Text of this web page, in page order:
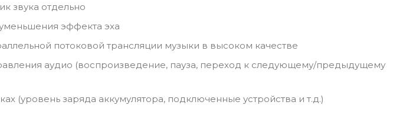
звука отдельно
эффекта эха
потоковой трансляции музыки в высоком качестве
аудио (воспроизведение, пауза, переход к следующему/предыдущему
(уровень заряда аккумулятора, подключенные устройства и т.д.)